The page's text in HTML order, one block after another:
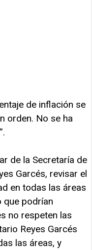
de inflación se
orden. No se ha
de la Secretaría de
Garcés, revisar el
en todas las áreas
que podrían
no respeten las
Reyes Garcés
las áreas, y